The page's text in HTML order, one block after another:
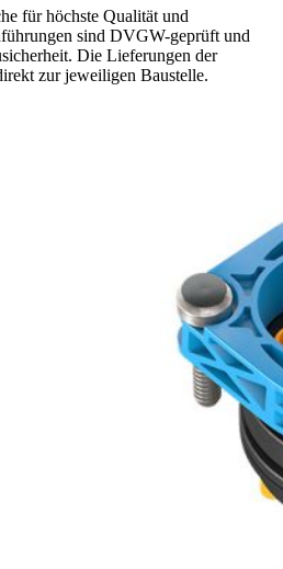
für höchste Qualität und
sind DVGW-geprüft und
Die Lieferungen der
zur jeweiligen Baustelle.